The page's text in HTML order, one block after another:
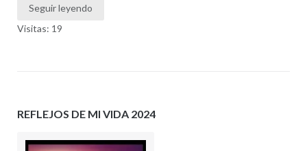
Seguir leyendo
Visitas: 19
REFLEJOS DE MI VIDA 2024